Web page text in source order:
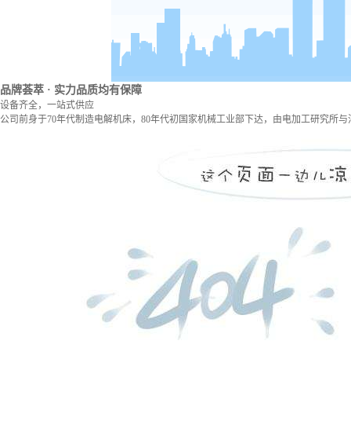
品牌荟萃 · 实力品质均有保障
设备齐全，一站式供应
公司前身于70年代制造电解机床，80年代初国家机械工业部下达，由电加工研究所